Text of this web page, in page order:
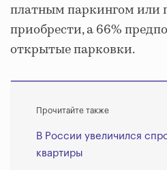
платным паркингом или
приобрести, а 66%
открытые парковки.
Прочитайте также
В России увеличился
квартиры